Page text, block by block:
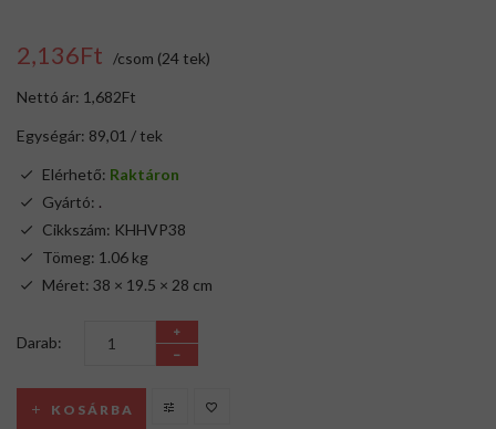
2,136Ft /csom (24 tek)
Nettó ár: 1,682Ft
Egységár: 89,01 / tek
Elérhető: Raktáron
Gyártó: .
Cikkszám: KHHVP38
Tömeg: 1.06 kg
Méret: 38 × 19.5 × 28 cm
Darab:
KOSÁRBA